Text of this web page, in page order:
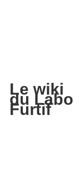
Aller au
Le wiki
du Labo
Furtif